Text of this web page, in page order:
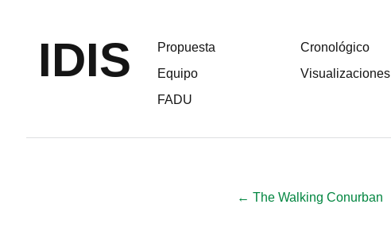
IDIS
Propuesta
Equipo
FADU
Cronológico
Visualizaciones
← The Walking Conurban